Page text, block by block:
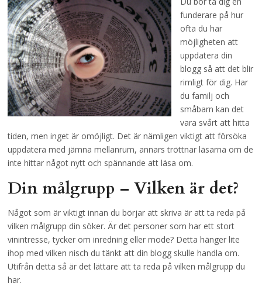
funderare på hur
ofta du har
möjligheten att
uppdatera din
blogg så att det blir
rimligt för dig. Har
du familj och
småbarn kan det
vara svårt att hitta
tiden, men inget är omöjligt. Det är nämligen viktigt att försöka
uppdatera med jämna mellanrum, annars tröttnar läsarna om de
inte hittar något nytt och spännande att läsa om.
Din målgrupp – Vilken är det?
Något som är viktigt innan du börjar att skriva är att ta reda på
vilken målgrupp din söker. Är det personer som har ett stort
vinintresse, tycker om inredning eller mode? Detta hänger lite
ihop med vilken nisch du tänkt att din blogg skulle handla om.
Utifrån detta så är det lättare att ta reda på vilken målgrupp du
har.